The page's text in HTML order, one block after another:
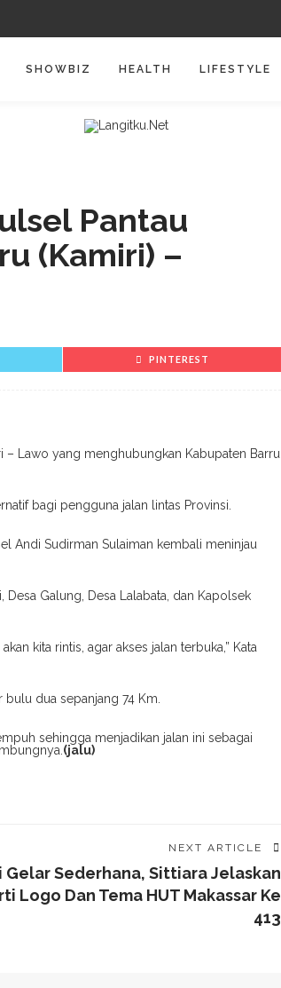
SHOWBIZ HEALTH LIFESTYLE
Pantau
(Kamiri) –
PINTEREST
– Lawo yang menghubungkan Kabupaten Barru
bagi pengguna jalan lintas Provinsi.
Andi Sudirman Sulaiman kembali meninjau
Desa Galung, Desa Lalabata, dan Kapolsek
kita rintis, agar akses jalan terbuka,” Kata
dua sepanjang 74 Km.
sehingga menjadikan jalan ini sebagai
(jalu)
NEXT ARTICLE
Gelar Sederhana, Sittiara Jelaskan
Logo Dan Tema HUT Makassar Ke
413